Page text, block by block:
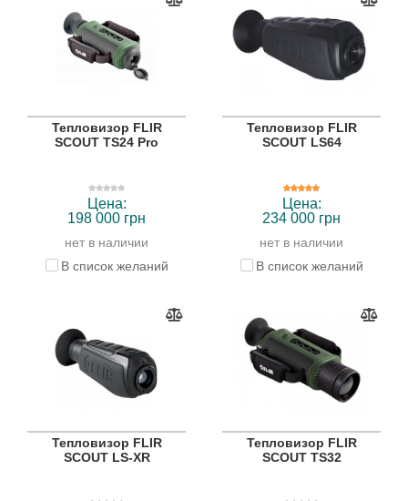
Тепловизор FLIR
SCOUT TS24 Pro
Цена:
198 000 грн
нет в наличии
В список желаний
Тепловизор FLIR
SCOUT LS64
Цена:
234 000 грн
нет в наличии
В список желаний
Тепловизор FLIR
SCOUT LS-XR
Тепловизор FLIR
SCOUT TS32